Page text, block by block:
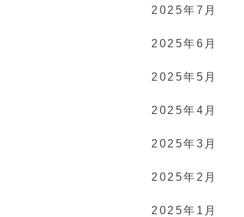
2025年7月
2025年6月
2025年5月
2025年4月
2025年3月
2025年2月
2025年1月